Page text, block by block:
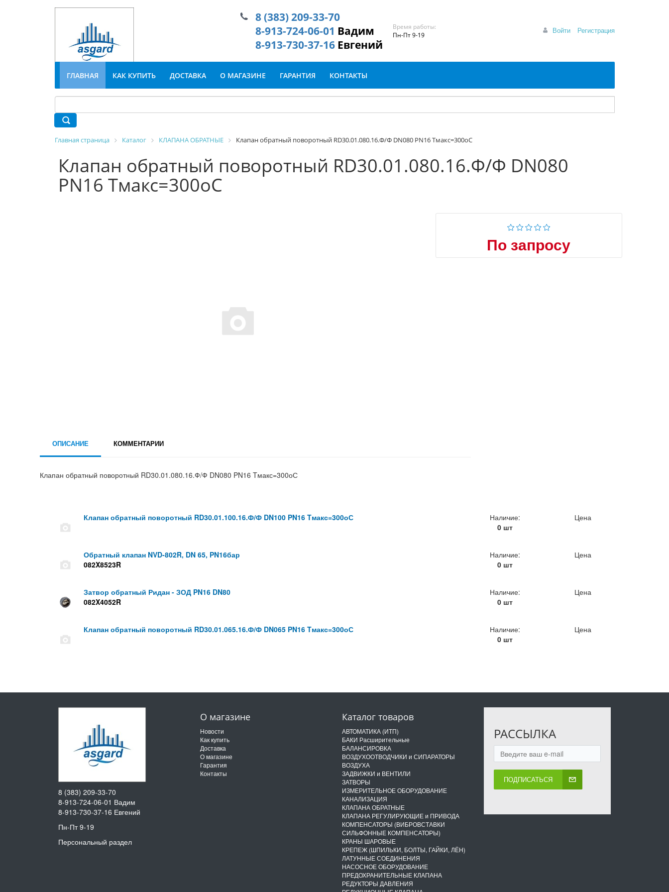
Войти Регистрация
8 (383) 209-33-70
8-913-724-06-01 Вадим
8-913-730-37-16 Евгений
Время работы:
Пн-Пт 9-19
ГЛАВНАЯ КАК КУПИТЬ ДОСТАВКА О МАГАЗИНЕ ГАРАНТИЯ КОНТАКТЫ
Главная страница Каталог КЛАПАНА ОБРАТНЫЕ Клапан обратный поворотный RD30.01.080.16.Ф/Ф DN080 PN16 Tмакс=300оС
Клапан обратный поворотный RD30.01.080.16.Ф/Ф DN080
PN16 Tмакс=300оС
По запросу
ОПИСАНИЕ КОММЕНТАРИИ
Клапан обратный поворотный RD30.01.080.16.Ф/Ф DN080 PN16 Tмакс=300оС
Клапан обратный поворотный RD30.01.100.16.Ф/Ф DN100 PN16 Tмакс=300оС
Наличие:
0 шт
Цена
Обратный клапан NVD-802R, DN 65, PN16бар
082X8523R
Наличие:
0 шт
Цена
Затвор обратный Ридан - ЗОД PN16 DN80
082X4052R
Наличие:
0 шт
Цена
Клапан обратный поворотный RD30.01.065.16.Ф/Ф DN065 PN16 Tмакс=300оС
Наличие:
0 шт
Цена
О магазине
Новости
Как купить
Доставка
О магазине
Гарантия
Контакты
Каталог товаров
АВТОМАТИКА (ИТП)
БАКИ Расширительные
БАЛАНСИРОВКА
ВОЗДУХООТВОДЧИКИ и СИПАРАТОРЫ
ВОЗДУХА
ЗАДВИЖКИ и ВЕНТИЛИ
ЗАТВОРЫ
ИЗМЕРИТЕЛЬНОЕ ОБОРУДОВАНИЕ
КАНАЛИЗАЦИЯ
КЛАПАНА ОБРАТНЫЕ
КЛАПАНА РЕГУЛИРУЮЩИЕ и ПРИВОДА
КОМПЕНСАТОРЫ (ВИБРОВСТАВКИ
СИЛЬФОННЫЕ КОМПЕНСАТОРЫ)
КРАНЫ ШАРОВЫЕ
КРЕПЕЖ (ШПИЛЬКИ, БОЛТЫ, ГАЙКИ, ЛЁН)
ЛАТУННЫЕ СОЕДИНЕНИЯ
НАСОСНОЕ ОБОРУДОВАНИЕ
ПРЕДОХРАНИТЕЛЬНЫЕ КЛАПАНА
РЕДУКТОРЫ ДАВЛЕНИЯ
РАССЫЛКА
ПОДПИСАТЬСЯ
8 (383) 209-33-70
8-913-724-06-01 Вадим
8-913-730-37-16 Евгений
Пн-Пт 9-19
Персональный раздел